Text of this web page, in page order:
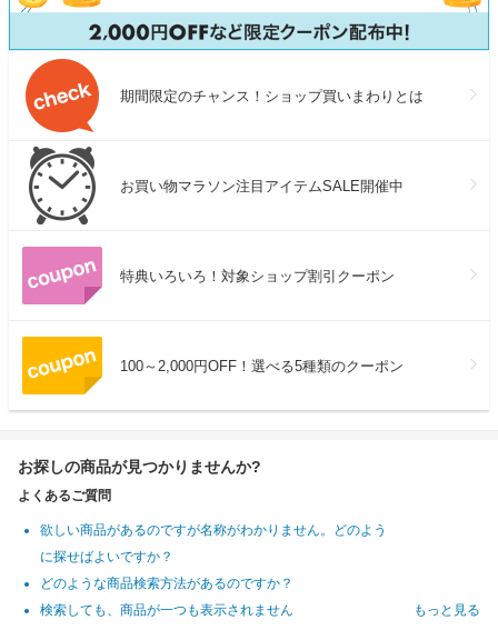
期間限定のチャンス！ショップ買いまわりとは
お買い物マラソン注目アイテムSALE開催中
特典いろいろ！対象ショップ割引クーポン
100～2,000円OFF！選べる5種類のクーポン
お探しの商品が見つかりませんか?
よくあるご質問
欲しい商品があるのですが名称がわかりません。どのよう
に探せばよいですか？
どのような商品検索方法があるのですか？
検索しても、商品が一つも表示されません
もっと見る